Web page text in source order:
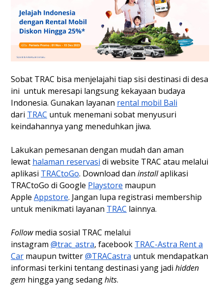
Sobat TRAC bisa menjelajahi tiap sisi destinasi di desa
ini untuk meresapi langsung kekayaan budaya
Indonesia. Gunakan layanan rental mobil Bali
dari TRAC untuk menemani sobat menyusuri
keindahannya yang meneduhkan jiwa.
Lakukan pemesanan dengan mudah dan aman
lewat halaman reservasi di website TRAC atau melalui
aplikasi TRACtoGo. Download dan installaplikasi
TRACtoGo di Google Playstore maupun
Apple Appstore. Jangan lupa registrasi membership
untuk menikmati layanan TRAC lainnya.
Followmedia sosial TRAC melalui
instagram @trac_astra, facebook TRAC-Astra Rent a
Car maupun twitter@TRACastra untuk mendapatkan
informasi terkini tentang destinasi yang jadi hidden
gem hingga yang sedanghits.